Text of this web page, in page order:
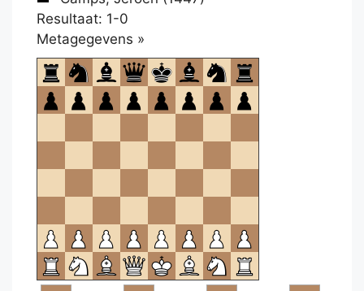
Resultaat: 1-0
Metagegevens »
om
te
openen.